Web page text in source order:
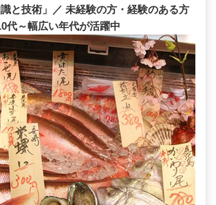
識と技術」／ 未経験の方・経験のある方
代～幅広い年代が活躍中